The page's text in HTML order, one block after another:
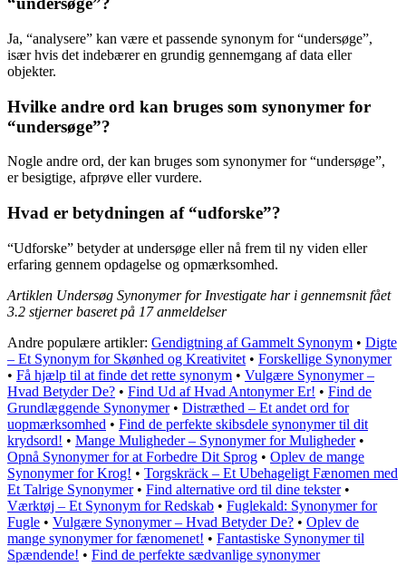
Ja, “analysere” kan være et passende synonym for “undersøge”,
især hvis det indebærer en grundig gennemgang af data eller
objekter.
Hvilke andre ord kan bruges som synonymer for
“undersøge”?
Nogle andre ord, der kan bruges som synonymer for “undersøge”,
er besigtige, afprøve eller vurdere.
Hvad er betydningen af “udforske”?
“Udforske” betyder at undersøge eller nå frem til ny viden eller
erfaring gennem opdagelse og opmærksomhed.
Artiklen Undersøg Synonymer for Investigate har i gennemsnit fået
3.2 stjerner baseret på 17anmeldelser
Andre populære artikler: Gendigtning af Gammelt Synonym • Digte
– Et Synonym for Skønhed og Kreativitet • Forskellige Synonymer
• Få hjælp til at finde det rette synonym • Vulgære Synonymer –
Hvad Betyder De? • Find Ud af Hvad Antonymer Er! • Find de
Grundlæggende Synonymer• Distræthed – Et andet ord for
uopmærksomhed • Find de perfekte skibsdele synonymer til dit
krydsord! • Mange Muligheder – Synonymer for Muligheder•
Opnå Synonymer for at Forbedre Dit Sprog • Oplev de mange
Synonymer for Krog! • Torgskräck – Et Ubehageligt Fænomen med
Et Talrige Synonymer• Find alternative ord til dine tekster•
Værktøj – Et Synonym for Redskab • Fuglekald: Synonymer for
Fugle • Vulgære Synonymer – Hvad Betyder De? • Oplev de
mange synonymer for fænomenet! • Fantastiske Synonymer til
Spændende! • Find de perfekte sædvanlige synonymer